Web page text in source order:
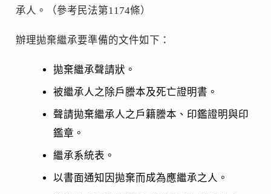
承人。（參考民法第1174條）
辦理拋棄繼承要準備的文件如下：
拋棄繼承聲請狀。
被繼承人之除戶謄本及死亡證明書。
聲請拋棄繼承人之戶籍謄本、印鑑證明與印
鑑章。
繼承系統表。
以書面通知因拋棄而成為應繼承之人。